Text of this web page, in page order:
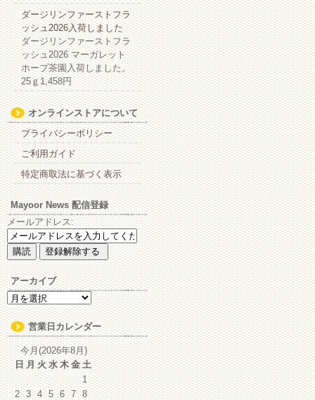
ダージリンファーストフラ
ッシュ2026入荷しました
ダージリンファーストフラ
ッシュ2026 マーガレット
ホープ茶園入荷しました。
25ｇ1,458円
オンラインストアについて
プライバシーポリシー
ご利用ガイド
特定商取法に基づく表示
Mayoor News 配信登録
メールアドレス:
アーカイブ
ア
ー
カ
イ
ブ
営業日カレンダー
今月(2026年8月)
日 月 火 水 木 金 土
1
2 3 4 5 6 7 8